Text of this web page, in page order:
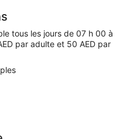
avec voiturier et une
locales sont disponibles.
sans service de voiturier
internationale et
Restaurant
les jours en supplément
extérieure
tous les jours de 07 h 00 à
par adulte et 50 AED par